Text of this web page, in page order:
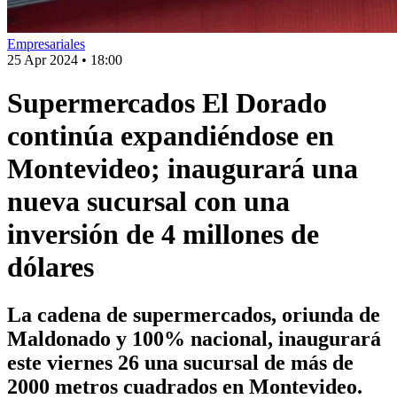
Empresariales
25 Apr 2024 • 18:00
Supermercados El Dorado
continúa expandiéndose en
Montevideo; inaugurará una
nueva sucursal con una
inversión de 4 millones de
dólares
La cadena de supermercados, oriunda de
Maldonado y 100% nacional, inaugurará
este viernes 26 una sucursal de más de
2000 metros cuadrados en Montevideo.